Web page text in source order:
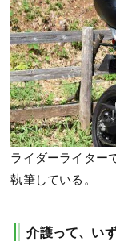
ライダーライター
執筆している。
介護って、い